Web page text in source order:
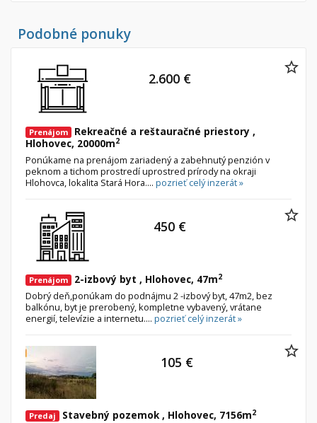
Podobné ponuky
Prenájom
Rekreačné a reštauračné priestory ,
Hlohovec, 20000m2
Ponúkame na prenájom zariadený a zabehnutý penzión v
peknom a tichom prostredí uprostred prírody na okraji
Hlohovca, lokalita Stará Hora.... pozrieť celý inzerát »
2.600 €
Prenájom 2-izbový byt , Hlohovec, 47m2
Dobrý deň,ponúkam do podnájmu 2 -izbový byt, 47m2, bez
balkónu, byt je prerobený, kompletne vybavený, vrátane
energií, televízie a internetu.... pozrieť celý inzerát »
450 €
Predaj Stavebný pozemok , Hlohovec, 7156m2
105 €